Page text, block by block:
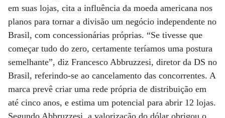
em suas lojas, cita a influência da moeda americana nos
planos para tornar a divisão um negócio independente no
Brasil, com concessionárias próprias. “Se tivesse que
começar tudo do zero, certamente teríamos uma postura
semelhante”, diz Francesco Abbruzzesi, diretor da DS no
Brasil, referindo-se ao cancelamento das concorrentes. A
marca prevê criar uma rede própria de distribuição em
até cinco anos, e estima um potencial para abrir 12 lojas.
Segundo Abbruzzesi, a valorização do dólar obrigou o